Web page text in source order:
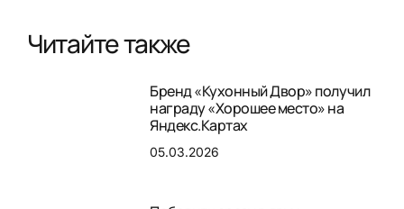
Читайте также
Бренд «Кухонный Двор» получил
награду «Хорошее место» на
Яндекс.Картах
05.03.2026